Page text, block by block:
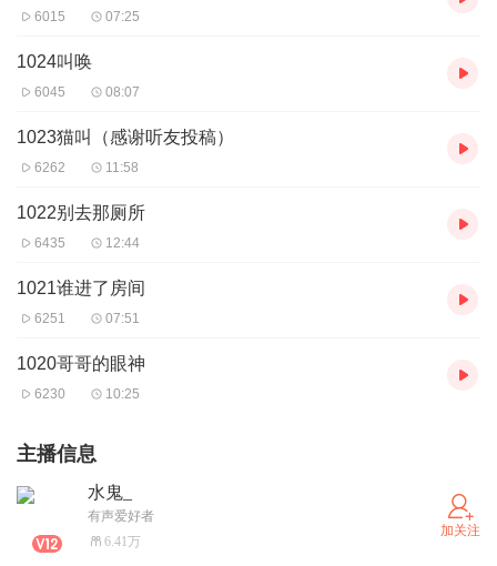
6015 07:25
1024叫唤
6045 08:07
1023猫叫（感谢听友投稿）
6262 11:58
1022别去那厕所
6435 12:44
1021谁进了房间
6251 07:51
1020哥哥的眼神
6230 10:25
主播信息
水鬼_
有声爱好者
6.41万
加关注